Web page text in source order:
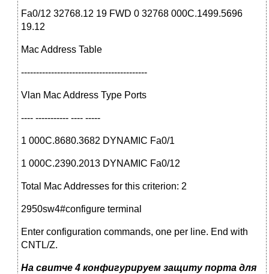
Fa0/12 32768.12 19 FWD 0 32768 000C.1499.5696
19.12
Mac Address Table
------------------------------------------
Vlan Mac Address Type Ports
---- ----------- ---- -----
1 000C.8680.3682 DYNAMIC Fa0/1
1 000C.2390.2013 DYNAMIC Fa0/12
Total Mac Addresses for this criterion: 2
2950sw4#configure terminal
Enter configuration commands, one per line. End with
CNTL/Z.
На свитче 4 конфигурируем защиту порта для